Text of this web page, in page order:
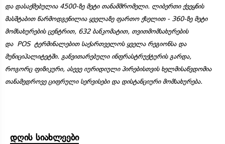
და დასაქმებულია 4500-ზე მეტი თანამშრომელი. ლიბერთი ქვეყნის
მასშტაბით წარმოდგენილია ყველაზე ფართო ქსელით - 360-ზე მეტი
მომსახურების ცენტრით, 632 ბანკომატით, თვითმომსახურების
და POS ტერმინალებით საქართველოს ყველა რეგიონსა და
მუნიციპალიტეტში. განვითარებული ინფრასტრუქტურის გარდა,
როგორც ფიზიკური, ასევე იურიდიული პირებისთვის ხელმისაწვდომია
თანამედროვე ციფრული სერვისები და დისტანციური მომსახურება.
დღის სიახლეები